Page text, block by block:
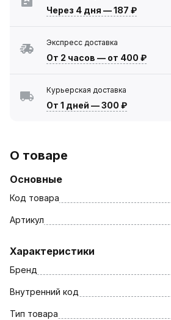
Через 4 дня —187 ₽
Экспресс доставка
От 2 часов — от 400 ₽
Курьерская доставка
От 1 дней —300 ₽
О товаре
Основные
Код товара
Артикул
Характеристики
Бренд
Внутренний код
Тип товара